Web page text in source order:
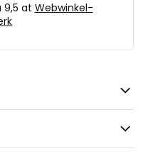
9,5 at Webwinkel-